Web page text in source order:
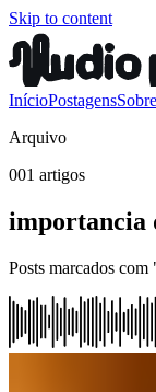
Skip to content
InícioPostagensSobre
Arquivo
001 artigos
importancia
Posts marcados